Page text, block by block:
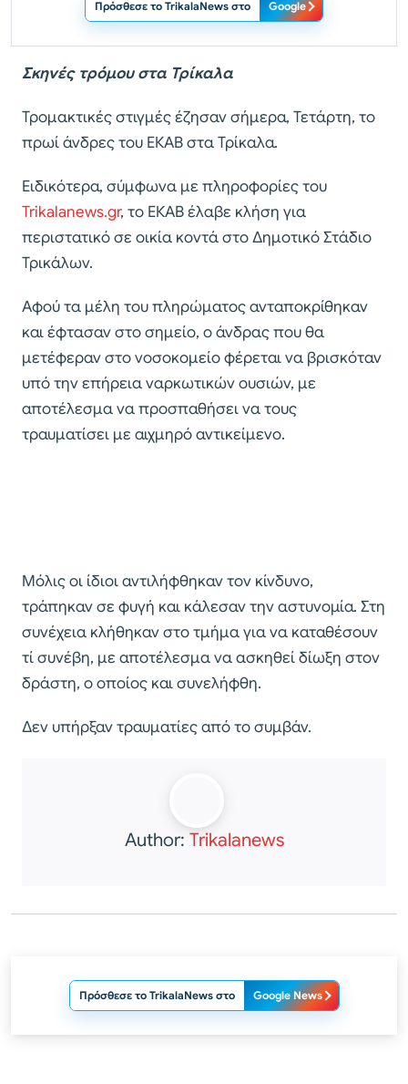
Πρόσθεσε το TrikalaNews στο Google
Σκηνές τρόμου στα Τρίκαλα
Τρομακτικές στιγμές έζησαν σήμερα, Τετάρτη, το
πρωί άνδρες του ΕΚΑΒ στα Τρίκαλα.
Ειδικότερα, σύμφωνα με πληροφορίες του
Trikalanews.gr, το ΕΚΑΒ έλαβε κλήση για
περιστατικό σε οικία κοντά στο Δημοτικό Στάδιο
Τρικάλων.
Αφού τα μέλη του πληρώματος ανταποκρίθηκαν
και έφτασαν στο σημείο, ο άνδρας που θα
μετέφεραν στο νοσοκομείο φέρεται να βρισκόταν
υπό την επήρεια ναρκωτικών ουσιών, με
αποτέλεσμα να προσπαθήσει να τους
τραυματίσει με αιχμηρό αντικείμενο.
Μόλις οι ίδιοι αντιλήφθηκαν τον κίνδυνο,
τράπηκαν σε φυγή και κάλεσαν την αστυνομία. Στη
συνέχεια κλήθηκαν στο τμήμα για να καταθέσουν
τί συνέβη, με αποτέλεσμα να ασκηθεί δίωξη στον
δράστη, ο οποίος και συνελήφθη.
Δεν υπήρξαν τραυματίες από το συμβάν.
Author: Trikalanews
Πρόσθεσε το TrikalaNews στο Google News